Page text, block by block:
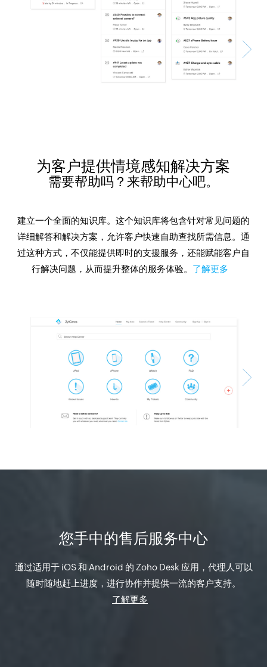
为客户提供情境感知解决方案
需要帮助吗？来帮助中心吧。
建立一个全面的知识库。这个知识库将包含针对常见问题的
详细解答和解决方案，允许客户快速自助查找所需信息。通
过这种方式，不仅能提供即时的支援服务，还能赋能客户自
行解决问题，从而提升整体的服务体验。 了解更多
您手中的售后服务中心
通过适用于 iOS 和 Android 的 Zoho Desk 应用，代理人可以
随时随地赶上进度，进行协作并提供一流的客户支持。
了解更多